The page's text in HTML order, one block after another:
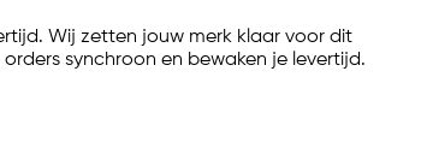
Wij zetten jouw merk klaar voor dit
synchroon en bewaken je levertijd.